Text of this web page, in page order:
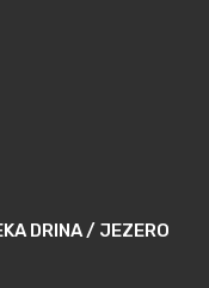
DRINA / JEZERO